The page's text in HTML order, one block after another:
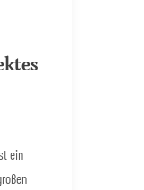
ein